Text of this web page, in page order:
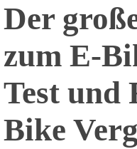
Der
zum E-
Test und
Bike